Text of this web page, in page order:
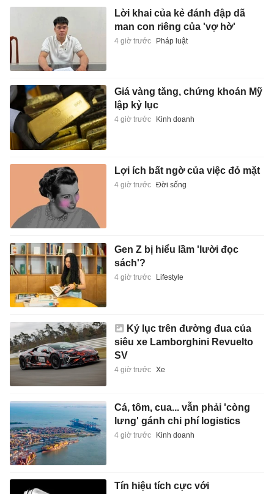
Lời khai của kẻ đánh đập dã
man con riêng của 'vợ hờ'
4 giờ trước Pháp luật
Giá vàng tăng, chứng khoán Mỹ
lập kỷ lục
4 giờ trước Kinh doanh
Lợi ích bất ngờ của việc đỏ mặt
4 giờ trước Đời sống
Gen Z bị hiểu lầm 'lười đọc
sách'?
4 giờ trước Lifestyle
Kỷ lục trên đường đua của
siêu xe Lamborghini Revuelto
SV
4 giờ trước Xe
Cá, tôm, cua... vẫn phải 'còng
lưng' gánh chi phí logistics
4 giờ trước Kinh doanh
Tín hiệu tích cực với